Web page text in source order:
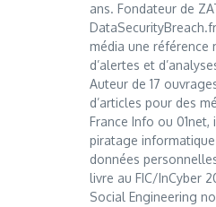
ans. Fondateur de
média une référence
d’alertes et
Auteur de 17
d’articles pour des
France Info ou
piratage
données
livre au FIC/InCyber
Social Engineering